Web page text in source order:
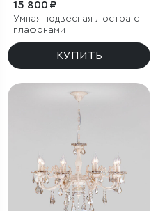
15 800 ₽
Умная подвесная люстра с
плафонами
КУПИТЬ